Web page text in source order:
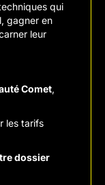
qui
gagner en
leur
Comet,
les tarifs
dossier